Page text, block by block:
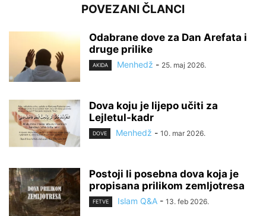
POVEZANI ČLANCI
Odabrane dove za Dan Arefata i
druge prilike
AKIDA Menhedž - 25. maj 2026.
Dova koju je lijepo učiti za
Lejletul-kadr
DOVE Menhedž - 10. mar 2026.
Postoji li posebna dova koja je
propisana prilikom zemljotresa
FETVE Islam Q&A - 13. feb 2026.